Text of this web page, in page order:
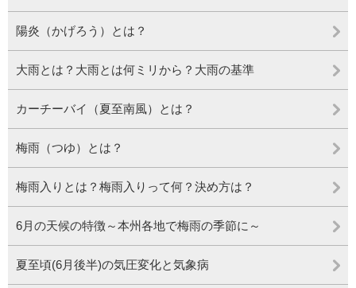
陽炎（かげろう）とは？
大雨とは？大雨とは何ミリから？大雨の基準
カーチーバイ（夏至南風）とは？
梅雨（つゆ）とは？
梅雨入りとは？梅雨入りって何？決め方は？
6月の天候の特徴～本州各地で梅雨の季節に～
夏至頃(6月後半)の気圧変化と気象病